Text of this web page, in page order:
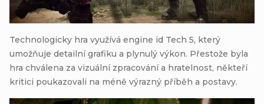
Technologicky hra využívá engine id Tech 5, který
umožňuje detailní grafiku a plynulý výkon. Přestože byla
hra chválena za vizuální zpracování a hratelnost, někteří
kritici poukazovali na méně výrazný příběh a postavy.